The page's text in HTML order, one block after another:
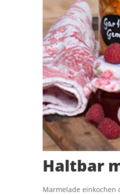
Haltbar
Marmelade einkochen